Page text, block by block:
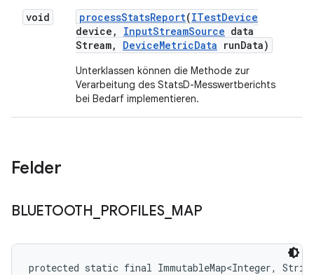
void processStatsReport(ITestDevice
device , InputStreamSource data
Stream, DeviceMetricData runData)
Unterklassen können die Methode zur
Verarbeitung des StatsD-Messwertberichts
bei Bedarf implementieren.
Felder
BLUETOOTH PROFILES_ MAP
protected static final ImmutableMap<Integer, String>